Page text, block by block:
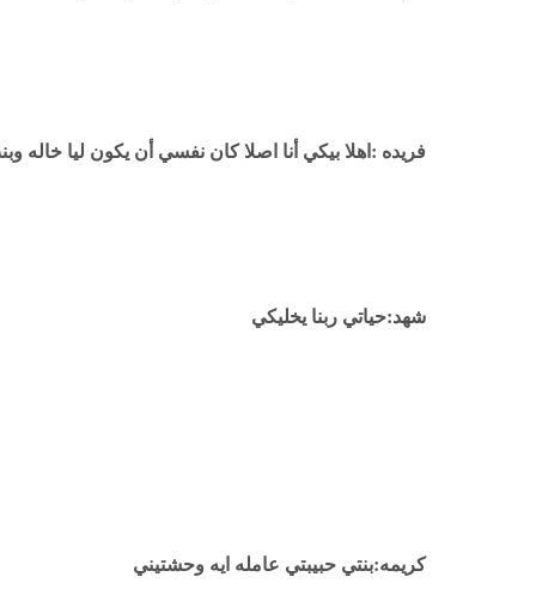
فريده :اهلا بيكي أنا اصلا كان نفسي أن يكون ليا خاله
شهد:حياتي ربنا يخليكي
كريمه:بنتي حبيبتي عامله ايه وحشتيني